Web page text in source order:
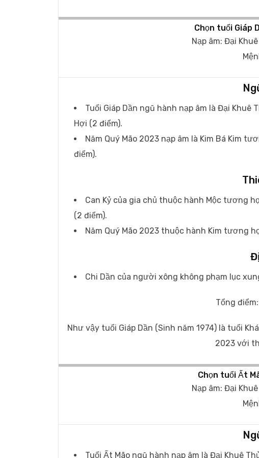
Chọn tuổi Giáp
Nạp âm: Đại
Tuổi Giáp Dần ngũ hành nạp âm là Đại
Hợi (2 điểm).
Năm Quý Mão 2023 nạp âm là Kim Bá Kim
điểm).
Can Kỷ của gia chủ thuộc hành Mộc tương
(2 điểm).
Năm Quý Mão 2023 thuộc hành Kim tương
Chi Dần của người xông không phạm lục
Tổng điểm:
Như vậy tuổi Giáp Dần (Sinh năm 1974) là tuổi
2023 với
Chọn tuổi Ất
Nạp âm: Đại
Tuổi Ất Mão ngũ hành nạp âm là Đại Khuê